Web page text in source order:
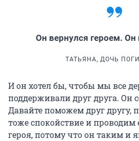
Он вернулся героем. Он
ТАТЬЯНА, ДОЧЬ
И он хотел бы, чтобы мы все
поддерживали друг друга. Он
Давайте поможем друг другу,
тоже спокойствие и проводим
героя, потому что он таким и